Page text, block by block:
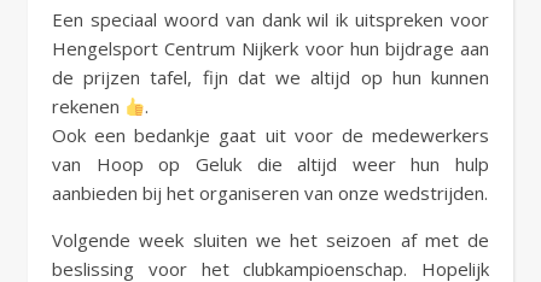
Een speciaal woord van dank wil ik uitspreken voor
Hengelsport Centrum Nijkerk voor hun bijdrage aan
de prijzen tafel, fijn dat we altijd op hun kunnen
rekenen
.
Ook een bedankje gaat uit voor de medewerkers
van Hoop op Geluk die altijd weer hun hulp
aanbieden bij het organiseren van onze wedstrijden.
Volgende week sluiten we het seizoen af met de
beslissing voor het clubkampioenschap. Hopelijk